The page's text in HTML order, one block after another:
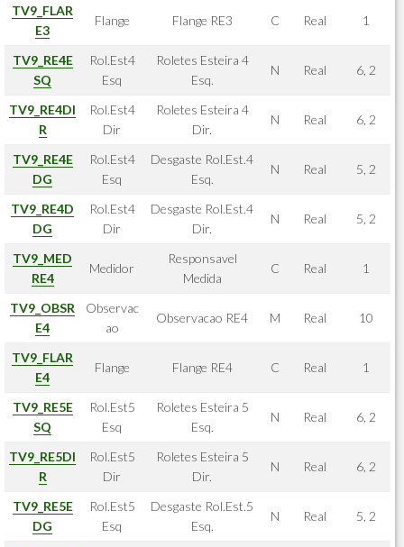
TV9_FLAR
E3
Flange Flange RE3 C Real 1
TV9_RE4E
SQ
Rol.Est4
Esq
Roletes Esteira 4
Esq.
N Real 6, 2
TV9_RE4DI
R
Rol.Est4
Dir
Roletes Esteira 4
Dir.
N Real 6, 2
TV9_RE4E
DG
Rol.Est4
Esq
Desgaste Rol.Est.4
Esq.
N Real 5, 2
TV9_RE4D
DG
Rol.Est4
Dir
Desgaste Rol.Est.4
Dir.
N Real 5, 2
TV9_MED
RE4
Medidor
Responsavel
Medida
C Real 1
TV9_OBSR
E4
Observac
ao
Observacao RE4 M Real 10
TV9_FLAR
E4
Flange Flange RE4 C Real 1
TV9_RE5E
SQ
Rol.Est5
Esq
Roletes Esteira 5
Esq.
N Real 6, 2
TV9_RE5DI
R
Rol.Est5
Dir
Roletes Esteira 5
Dir.
N Real 6, 2
TV9_RE5E
DG
Rol.Est5
Esq
Desgaste Rol.Est.5
Esq.
N Real 5, 2